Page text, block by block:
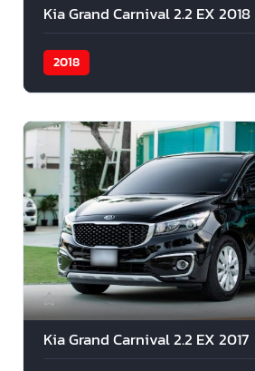
Kia Grand Carnival 2.2 EX 2018
2018
Kia Grand Carnival 2.2 EX 2017